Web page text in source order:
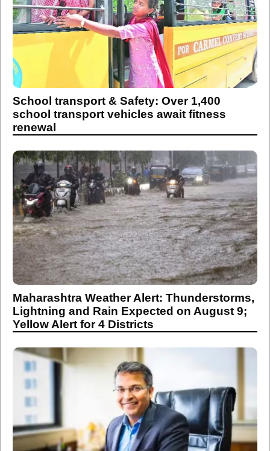
School transport & Safety: Over 1,400
school transport vehicles await fitness
renewal
Maharashtra Weather Alert: Thunderstorms,
Lightning and Rain Expected on August 9;
Yellow Alert for 4 Districts